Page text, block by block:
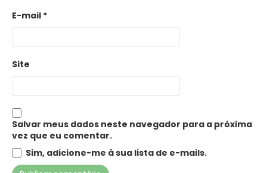
E-mail *
Site
Salvar meus dados neste navegador para a próxima
vez que eu comentar.
Sim, adicione-me à sua lista de e-mails.